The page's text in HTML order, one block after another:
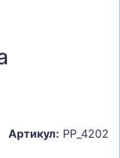
Артикул: PP_4202